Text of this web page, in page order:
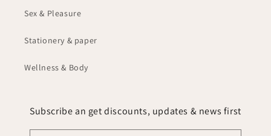
Sex & Pleasure
Stationery & paper
Wellness & Body
Subscribe an get discounts, updates & news first